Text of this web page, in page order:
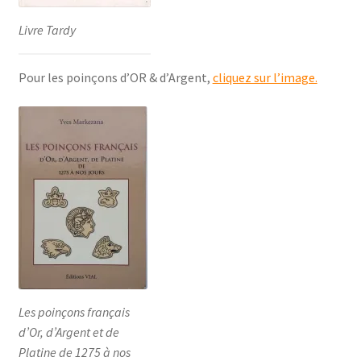
Livre Tardy
Pour les poinçons d’OR & d’Argent, cliquez sur l’image.
Les poinçons français
d’Or, d’Argent et de
Platine de 1275 à nos